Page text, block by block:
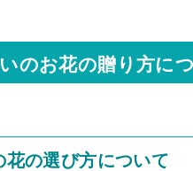
のお花の贈り方に
花の選び方について